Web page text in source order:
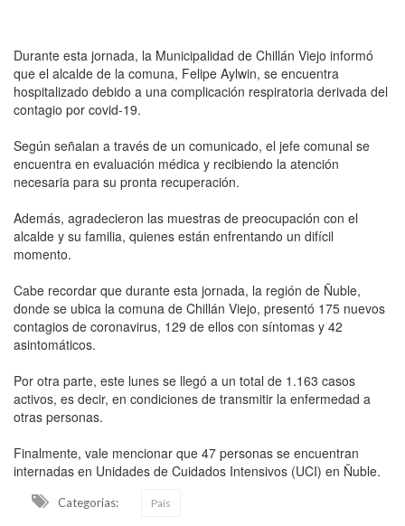
Durante esta jornada, la Municipalidad de Chillán Viejo informó
que el alcalde de la comuna, Felipe Aylwin, se encuentra
hospitalizado debido a una complicación respiratoria derivada del
contagio por covid-19.
Según señalan a través de un comunicado, el jefe comunal se
encuentra en evaluación médica y recibiendo la atención
necesaria para su pronta recuperación.
Además, agradecieron las muestras de preocupación con el
alcalde y su familia, quienes están enfrentando un difícil
momento.
Cabe recordar que durante esta jornada, la región de Ñuble,
donde se ubica la comuna de Chillán Viejo, presentó 175 nuevos
contagios de coronavirus, 129 de ellos con síntomas y 42
asintomáticos.
Por otra parte, este lunes se llegó a un total de 1.163 casos
activos, es decir, en condiciones de transmitir la enfermedad a
otras personas.
Finalmente, vale mencionar que 47 personas se encuentran
internadas en Unidades de Cuidados Intensivos (UCI) en Ñuble.
Categorias: País